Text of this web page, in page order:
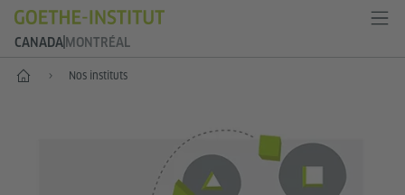
CANADA MONTRÉAL
Accueil Nos instituts